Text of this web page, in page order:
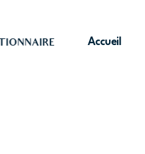
Accueil